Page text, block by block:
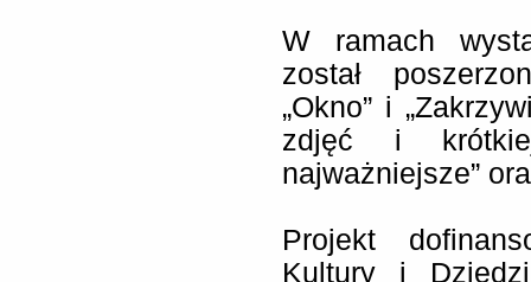
W ramach
został
„Okno” i
zdjęć i
najważniejsze”
Projekt
Kultury i